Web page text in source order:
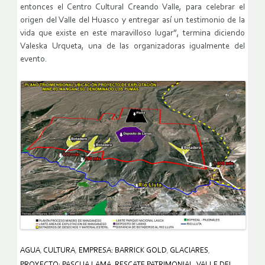
entonces el Centro Cultural Creando Valle, para celebrar el
origen del Valle del Huasco y entregar así un testimonio de la
vida que existe en este maravilloso lugar”, termina diciendo
Valeska Urqueta, una de las organizadoras igualmente del
evento.
AGUA, CULTURA, EMPRESA: BARRICK GOLD, GLACIARES,